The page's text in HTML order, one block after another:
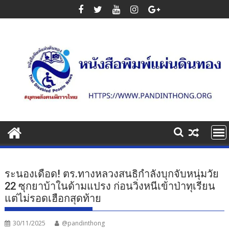
to
ระนองเดือด! ตร.ทางหลวงสนธิกำลังบุกจับหนุ่มวัย
22 ซุกยาบ้าในด้ามแปรง ก่อนวิ่งหนีเข้าป่าทุเรียน
แต่ไม่รอดเฮือกสุดท้าย
30/11/2025 @pandinthong